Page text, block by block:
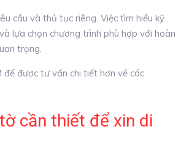
cầu và thủ tục riêng. Việc tìm hiểu kỹ
lựa chọn chương trình phù hợp với hoàn
trọng.
để được tư vấn chi tiết hơn về các
cần thiết để xin di